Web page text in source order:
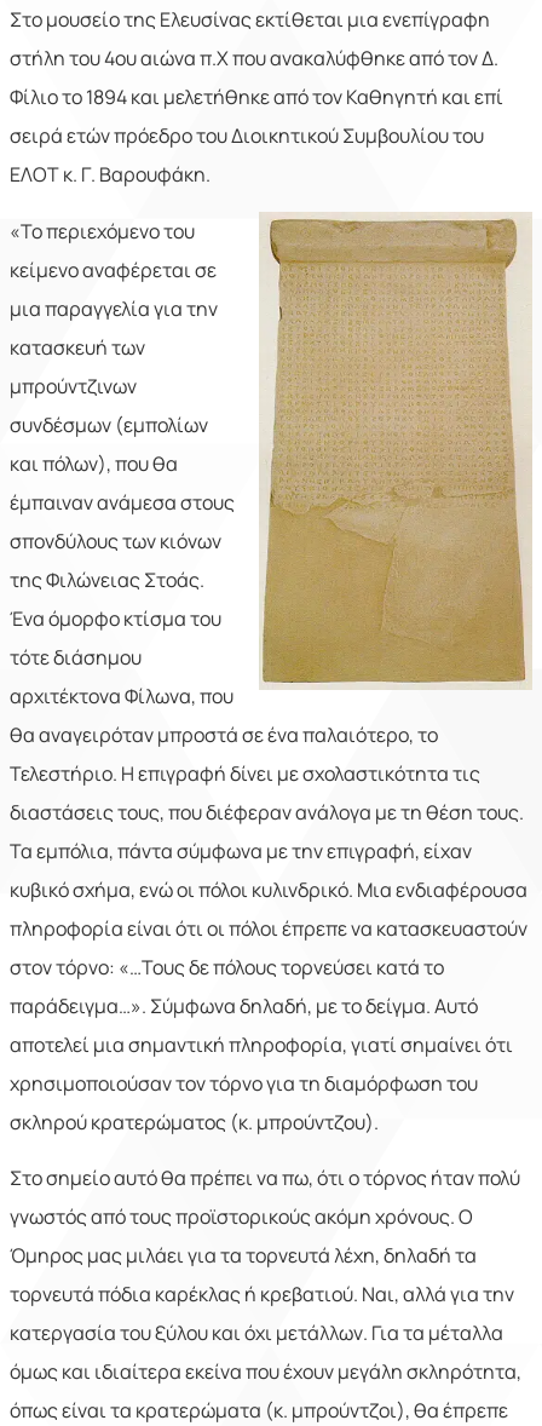
Στο μουσείο της Ελευσίνας εκτίθεται μια ενεπίγραφη
στήλη του 4ου αιώνα π.Χ που ανακαλύφθηκε από τον Δ.
Φίλιο το 1894 και μελετήθηκε από τον Καθηγητή και επί
σειρά ετών πρόεδρο του Διοικητικού Συμβουλίου του
ΕΛΟΤ κ. Γ. Βαρουφάκη.
«Το περιεχόμενο του
κείμενο αναφέρεται σε
μια παραγγελία για την
κατασκευή των
μπρούντζινων
συνδέσμων (εμπολίων
και πόλων), που θα
έμπαιναν ανάμεσα στους
σπονδύλους των κιόνων
της Φιλώνειας Στοάς.
Ένα όμορφο κτίσμα του
τότε διάσημου
αρχιτέκτονα Φίλωνα, που
θα αναγειρόταν μπροστά σε ένα παλαιότερο, το
Τελεστήριο. Η επιγραφή δίνει με σχολαστικότητα τις
διαστάσεις τους, που διέφεραν ανάλογα με τη θέση τους.
Τα εμπόλια, πάντα σύμφωνα με την επιγραφή, είχαν
κυβικό σχήμα, ενώ οι πόλοι κυλινδρικό. Μια ενδιαφέρουσα
πληροφορία είναι ότι οι πόλοι έπρεπε να κατασκευαστούν
στον τόρνο: «…Τους δε πόλους τορνεύσει κατά το
παράδειγμα…». Σύμφωνα δηλαδή, με το δείγμα. Αυτό
αποτελεί μια σημαντική πληροφορία, γιατί σημαίνει ότι
χρησιμοποιούσαν τον τόρνο για τη διαμόρφωση του
σκληρού κρατερώματος (κ. μπρούντζου).
Στο σημείο αυτό θα πρέπει να πω, ότι ο τόρνος ήταν πολύ
γνωστός από τους προϊστορικούς ακόμη χρόνους. Ο
Όμηρος μας μιλάει για τα τορνευτά λέχη, δηλαδή τα
τορνευτά πόδια καρέκλας ή κρεβατιού. Ναι, αλλά για την
κατεργασία του ξύλου και όχι μετάλλων. Για τα μέταλλα
όμως και ιδιαίτερα εκείνα που έχουν μεγάλη σκληρότητα,
όπως είναι τα κρατερώματα (κ. μπρούντζοι), θα έπρεπε